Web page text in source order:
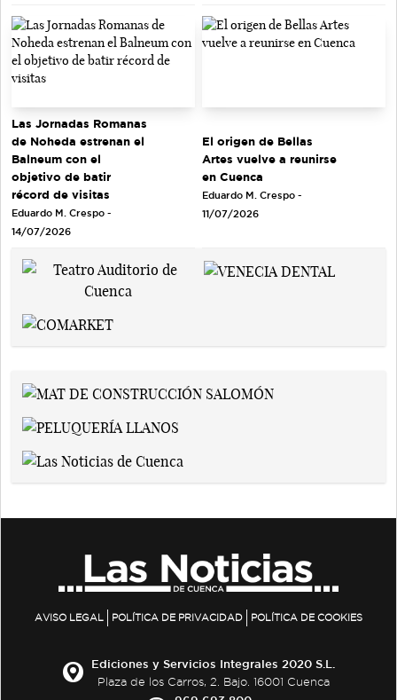
Las Jornadas Romanas
de Noheda estrenan el
Balneum con el
objetivo de batir
récord de visitas
Eduardo M. Crespo -
14/07/2026
El origen de Bellas
Artes vuelve a reunirse
en Cuenca
Eduardo M. Crespo -
11/07/2026
AVISO LEGAL POLÍTICA DE PRIVACIDAD POLÍTICA DE COOKIES
Ediciones y Servicios Integrales 2020 S.L.
Plaza de los Carros, 2. Bajo. 16001 Cuenca